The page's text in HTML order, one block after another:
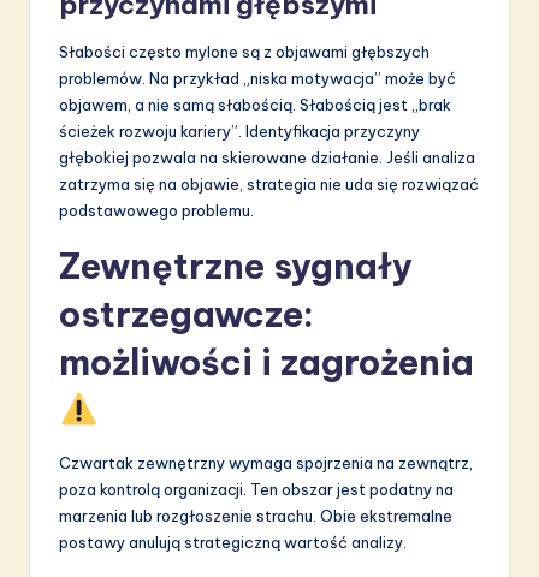
Słabości często mylone są z objawami głębszych
problemów. Na przykład „niska motywacja” może być
objawem, a nie samą słabością. Słabością jest „brak
ścieżek rozwoju kariery”. Identyfikacja przyczyny
głębokiej pozwala na skierowane działanie. Jeśli analiza
zatrzyma się na objawie, strategia nie uda się rozwiązać
podstawowego problemu.
Zewnętrzne sygnały
ostrzegawcze:
możliwości i zagrożenia
Czwartak zewnętrzny wymaga spojrzenia na zewnątrz,
poza kontrolą organizacji. Ten obszar jest podatny na
marzenia lub rozgłoszenie strachu. Obie ekstremalne
postawy anulują strategiczną wartość analizy.